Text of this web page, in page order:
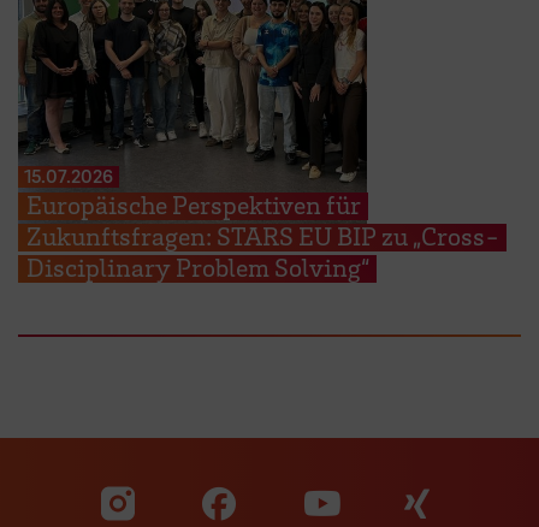
15.07.2026
Europäische Perspektiven für
Zukunftsfragen: STARS EU BIP zu „Cross-
Disciplinary Problem Solving“
Zu unserer Facebook
Zu